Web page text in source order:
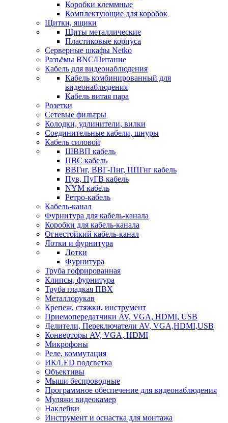
Коробки клеммные
Комплектующие для коробок
Щитки, ящики
Щиты металлические
Пластиковые корпуса
Серверные шкафы Netko
Разъёмы BNC/Питание
Кабель для видеонаблюдения
Кабель комбинированный для
видеонаблюдения
Кабель витая пара
Розетки
Сетевые фильтры
Колодки, удлинители, вилки
Соединительные кабели, шнуры
Кабель силовой
ШВВП кабель
ПВС кабель
ВВГнг, ВВГ-Пнг, ППГнг кабель
Пув, ПуГВ кабель
NYM кабель
Ретро-кабель
Кабель-канал
Фурнитура для кабель-канала
Коробки для кабель-канала
Огнестойкий кабель-канал
Лотки и фурнитура
Лотки
Фурнитура
Труба гофрированная
Клипсы, фурнитура
Труба гладкая ПВХ
Металлорукав
Крепеж, стяжки, инструмент
Приемопередатчики AV, VGA, HDMI, USB
Делители, Переключатели AV, VGA,HDMI,USB
Конверторы AV, VGA, HDMI
Микрофоны
Реле, коммутация
ИК/LED подсветка
Объективы
Мыши беспроводные
Программное обеспечение для видеонаблюдения
Муляжи видеокамер
Наклейки
Инструмент и оснастка для монтажа